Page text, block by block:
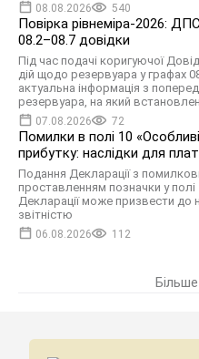
08.08.2026 540
Повірка рівнеміра-2026:
08.2–08.7 довідки
Під час подачі коригуючої
дій щодо резервуара у графах
актуальна інформація з
резервуара, на який
07.08.2026 72
Помилки в полі 10
прибутку: наслідки для
Подання Декларації з
проставленням позначки у полі
Декларації може призвести до
звітністю
06.08.2026 112